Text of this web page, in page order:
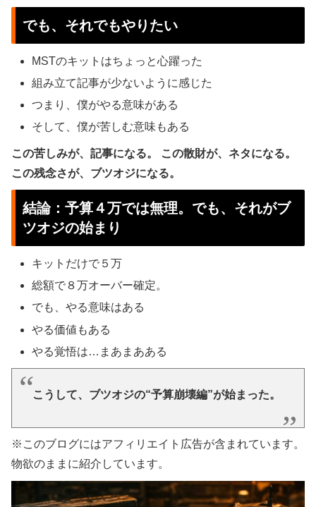
でも、それでもやりたい
MSTのキットはちょっと心躍った
組み立て記事が少ないように感じた
つまり、僕がやる意味がある
そして、僕が苦しむ意味もある
この苦しみが、記事になる。
この散財が、ネタになる。
この残念さが、ブツオジになる。
結論：予算４万では無理。でも、それがブ
ツオジの始まり
キットだけで５万
総額で８万オーバー確定。
でも、やる意味はある
やる価値もある
やる覚悟は…まあまあある
こうして、ブツオジの“予算崩壊編”が始まった。
※このブログにはアフィリエイト広告が含まれています。
物欲のままに紹介しています。